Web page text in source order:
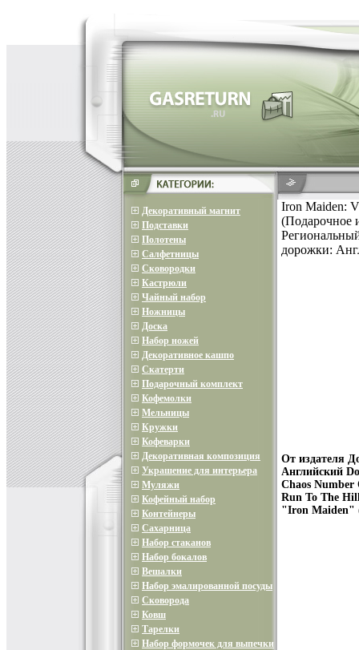
Декоративный магнит
Подставки
Полотены
Салфетницы
Сковородки
Кастрюли
Чайный набор
Ножницы
Доска
Набор ножей
Декоративное кашпо
Скатерти
Подарочный комплект
Кофемолки
Мельницы
Кружки
Кофеварки
Декоративная композиция
Украшение для интерьера
Муляжи
Кофейный набор
Контейнеры
Сахарница
Набор стаканов
Набор бокалов
Вешалки
Набор эмалированной посуды
Сковорода
Ковш
Тарелки
Набор формочек для выпечки
Iron Maiden:
(Подарочное
дорожки:
От издателя
Английский
Chaos
Run To The
"Iron Maiden"